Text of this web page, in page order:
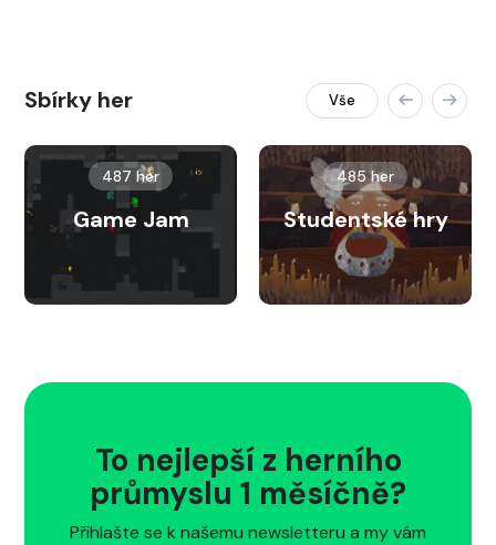
Sbírky her Vše
487 her
Game Jam
485 her
Studentské hry
To nejlepší z herního
průmyslu 1 měsíčně?
Přihlašte se k našemu newsletteru a my vám